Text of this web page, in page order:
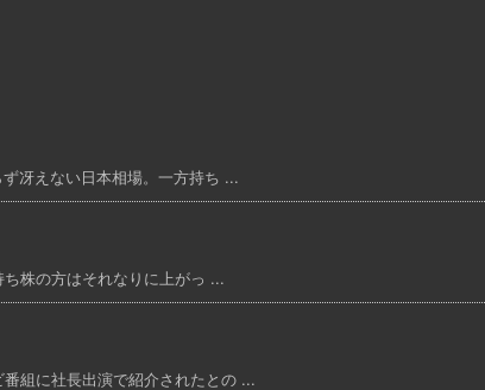
冴えない日本相場。一方持ち ...
株の方はそれなりに上がっ ...
組に社長出演で紹介されたとの ...